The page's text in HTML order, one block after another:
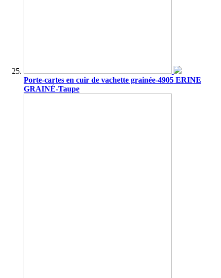
Porte-cartes en cuir de vachette grainée-4905 ERINE
GRAINÉ-Taupe